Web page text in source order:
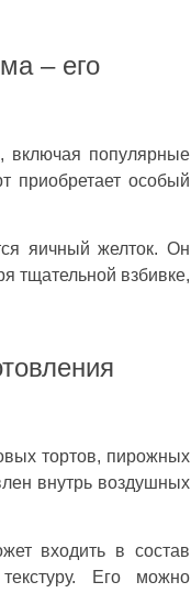
– его
включая популярные
приобретает особый
яичный желток. Он
тщательной взбивке,
тортов, пирожных
внутрь воздушных
входить в состав
Его можно